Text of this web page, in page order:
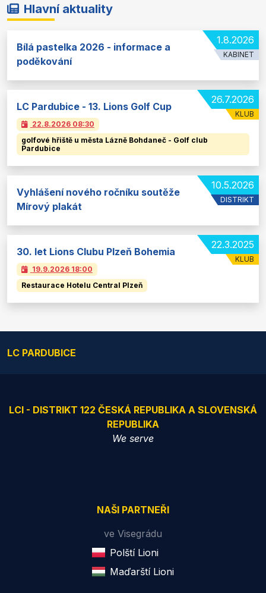
Hlavní aktuality
1.8.2026
KABINET
Bílá pastelka 2026 - informace a
poděkování
26.7.2026
KLUB
LC Pardubice - 13. Lions Golf Cup
22.8.2026 08:30
golfové hřiště u města Lázně Bohdaneč - Golf club
Pardubice
10.5.2026
DISTRIKT
Vyhlášení nového ročníku soutěže
Mírový plakát
22.3.2025
KLUB
30. let Lions Clubu Plzeň Bohemia
19.9.2026 18:00
Restaurace Hotelu Central Plzeň
LC PARDUBICE
LCI - DISTRIKT 122 ČESKÁ REPUBLIKA A SLOVENSKÁ
REPUBLIKA
We serve
NAŠI PARTNEŘI
ve Visegrádu
Polští Lioni
Maďarští Lioni